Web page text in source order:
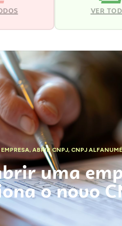
VER
,ABRIR CNPJ, CNPJ
uma
o novo